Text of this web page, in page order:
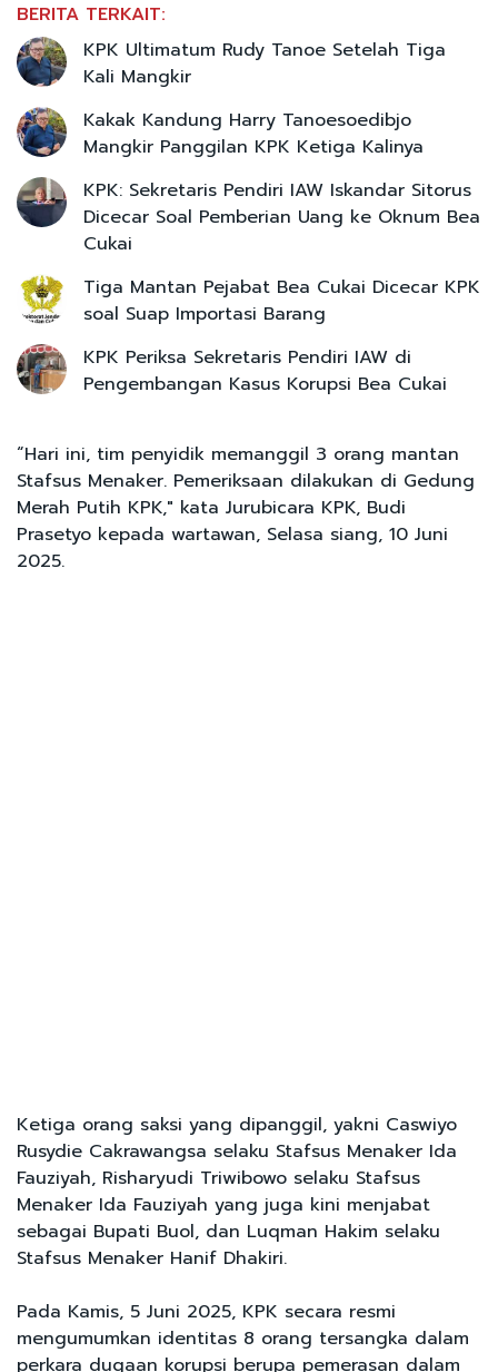
BERITA TERKAIT:
KPK Ultimatum Rudy Tanoe Setelah Tiga
Kali Mangkir
Kakak Kandung Harry Tanoesoedibjo
Mangkir Panggilan KPK Ketiga Kalinya
KPK: Sekretaris Pendiri IAW Iskandar Sitorus
Dicecar Soal Pemberian Uang ke Oknum Bea
Cukai
Tiga Mantan Pejabat Bea Cukai Dicecar KPK
soal Suap Importasi Barang
KPK Periksa Sekretaris Pendiri IAW di
Pengembangan Kasus Korupsi Bea Cukai
“Hari ini, tim penyidik memanggil 3 orang mantan
Stafsus Menaker. Pemeriksaan dilakukan di Gedung
Merah Putih KPK," kata Jurubicara KPK, Budi
Prasetyo kepada wartawan, Selasa siang, 10 Juni
2025.
Ketiga orang saksi yang dipanggil, yakni Caswiyo
Rusydie Cakrawangsa selaku Stafsus Menaker Ida
Fauziyah, Risharyudi Triwibowo selaku Stafsus
Menaker Ida Fauziyah yang juga kini menjabat
sebagai Bupati Buol, dan Luqman Hakim selaku
Stafsus Menaker Hanif Dhakiri.
Pada Kamis, 5 Juni 2025, KPK secara resmi
mengumumkan identitas 8 orang tersangka dalam
perkara dugaan korupsi berupa pemerasan dalam